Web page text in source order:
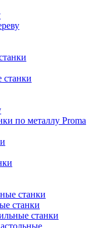
по металлу Proma
станки
станки
станки